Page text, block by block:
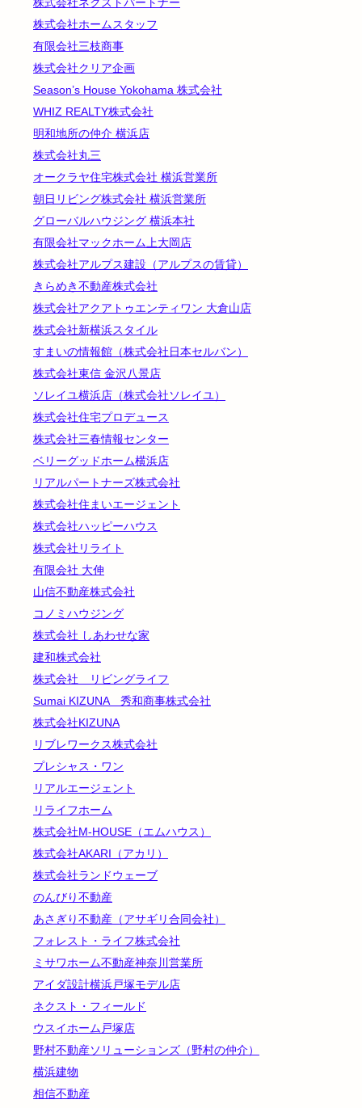
株式会社ホームスタッフ
有限会社三枝商事
株式会社クリア企画
Season’s House Yokohama 株式会社
WHIZ REALTY株式会社
明和地所の仲介 横浜店
株式会社丸三
オークラヤ住宅株式会社 横浜営業所
朝日リビング株式会社 横浜営業所
グローバルハウジング 横浜本社
有限会社マックホーム上大岡店
株式会社アルプス建設（アルプスの賃貸）
きらめき不動産株式会社
株式会社アクアトゥエンティワン 大倉山店
株式会社新横浜スタイル
すまいの情報館（株式会社日本セルバン）
株式会社東信 金沢八景店
ソレイユ横浜店（株式会社ソレイユ）
株式会社住宅プロデュース
株式会社三春情報センター
ベリーグッドホーム横浜店
リアルパートナーズ株式会社
株式会社住まいエージェント
株式会社ハッピーハウス
株式会社リライト
有限会社 大伸
山信不動産株式会社
コノミハウジング
株式会社 しあわせな家
建和株式会社
株式会社 リビングライフ
Sumai KIZUNA 秀和商事株式会社
株式会社KIZUNA
リブレワークス株式会社
プレシャス・ワン
リアルエージェント
リライフホーム
株式会社M-HOUSE（エムハウス）
株式会社AKARI（アカリ）
株式会社ランドウェーブ
のんびり不動産
あさぎり不動産（アサギリ合同会社）
フォレスト・ライフ株式会社
ミサワホーム不動産神奈川営業所
アイダ設計横浜戸塚モデル店
ネクスト・フィールド
ウスイホーム戸塚店
野村不動産ソリューションズ（野村の仲介）
横浜建物
相信不動産